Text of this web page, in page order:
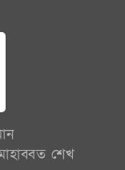
মেশিন
শেখ